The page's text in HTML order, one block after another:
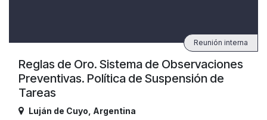
Reglas de Oro. Sistema de Observaciones
Preventivas. Política de Suspensión de
Tareas
Reunión interna
Luján de Cuyo Argentina